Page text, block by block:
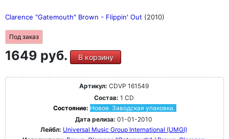
Clarence "Gatemouth" Brown - Flippin' Out (2010)
Под заказ
1649 руб. В корзину
Артикул: CDVP 161549
Состав: 1 CD
Состояние: Новое. Заводская упаковка.
Дата релиза: 01-01-2010
Лейбл: Universal Music Group International (UMGI)